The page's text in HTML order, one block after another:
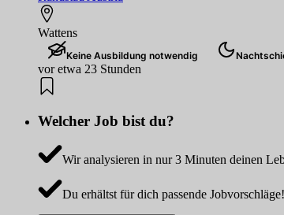
Wattens
Keine Ausbildung notwendig
vor etwa 23 Stunden
Welcher Job bist du?
Wir analysieren in nur 3 Minuten deinen
Du erhältst für dich passende Jobvorschläge!